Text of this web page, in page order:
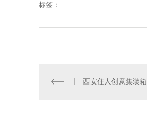
标签：
西安住人创意集装箱